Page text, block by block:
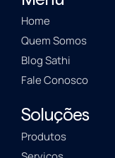
Home
Quem Somos
Blog Sathi
Fale Conosco
Soluções
Produtos